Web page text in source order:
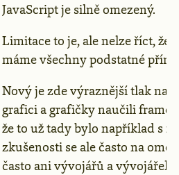
JavaScript je silně omezený.
Limitace to je, ale nelze říct,
máme všechny podstatné
Nový je zde výraznější tlak na
grafici a grafičky naučili
že to už tady bylo například s
zkušenosti se ale často na
často ani vývojářů a